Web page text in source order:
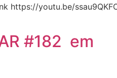
https://youtu.be/
#182 em